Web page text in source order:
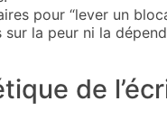
pour “lever un
sur la peur ni la
de